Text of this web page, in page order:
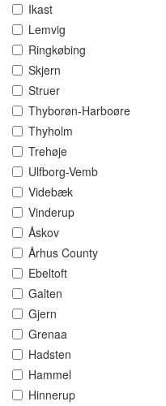
Ikast
Lemvig
Ringkøbing
Skjern
Struer
Thyborøn-Harboøre
Thyholm
Trehøje
Ulfborg-Vemb
Videbæk
Vinderup
Åskov
Århus County
Ebeltoft
Galten
Gjern
Grenaa
Hadsten
Hammel
Hinnerup